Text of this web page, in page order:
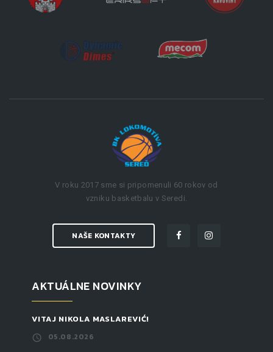
V roku 2017 sme si pripomenuli 60 rokov od
vzniku basketbalu v Seredi.
NAŠE KONTAKTY
AKTUÁLNE NOVINKY
VITAJ NIKOLA MASLAREVIĆ!
05.08.2026